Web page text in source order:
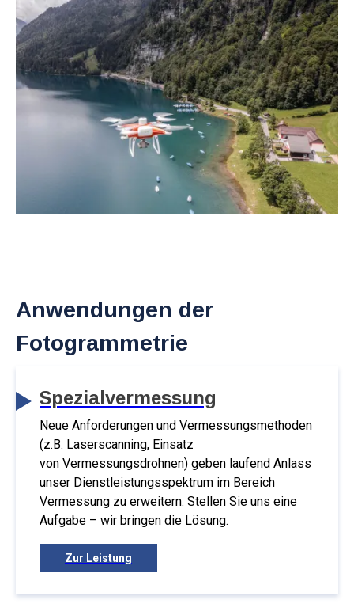
Anwendungen der
Fotogrammetrie
Spezialvermessung
Neue Anforderungen und Vermessungsmethoden
(z.B. Laserscanning, Einsatz
von Vermessungsdrohnen) geben laufend Anlass
unser Dienstleistungsspektrum im Bereich
Vermessung zu erweitern. Stellen Sie uns eine
Aufgabe – wir bringen die Lösung.
Zur Leistung